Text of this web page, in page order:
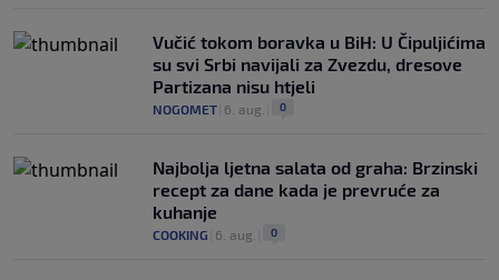
Vučić tokom boravka u BiH: U Čipuljićima
su svi Srbi navijali za Zvezdu, dresove
Partizana nisu htjeli
NOGOMET 6. aug. 0
Najbolja ljetna salata od graha: Brzinski
recept za dane kada je prevruće za
kuhanje
COOKING 6. aug. 0